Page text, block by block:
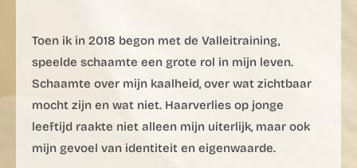
Toen ik in 2018 begon met de Valleitraining,
speelde schaamte een grote rol in mijn leven.
Schaamte over mijn kaalheid, over wat zichtbaar
mocht zijn en wat niet. Haarverlies op jonge
leeftijd raakte niet alleen mijn uiterlijk, maar ook
mijn gevoel van identiteit en eigenwaarde.